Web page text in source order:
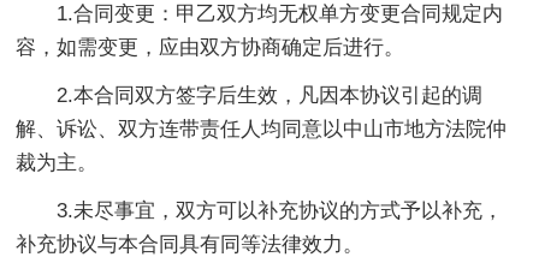
1.合同变更：甲乙双方均无权单方变更合同规定内
容，如需变更，应由双方协商确定后进行。
2.本合同双方签字后生效，凡因本协议引起的调
解、诉讼、双方连带责任人均同意以中山市地方法院仲
裁为主。
3.未尽事宜，双方可以补充协议的方式予以补充，
补充协议与本合同具有同等法律效力。